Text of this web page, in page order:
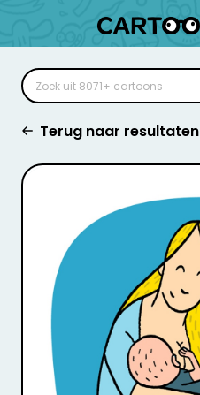
Terug naar resultaten